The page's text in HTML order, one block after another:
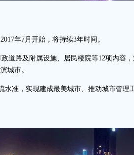
年7月开始，将持续3年时间。
道路及附属设施、居民楼院等12项内容
城市。
水准，实现建成最美城市、推动城市管理